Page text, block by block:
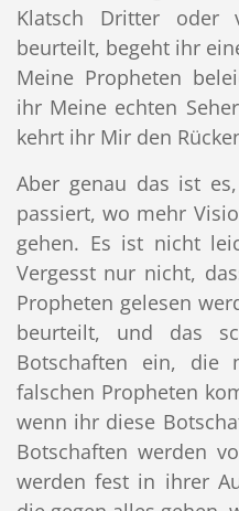
Klatsch Dritter oder
beurteilt, begeht ihr
Meine Propheten
ihr Meine echten
kehrt ihr Mir den
Aber genau das ist
passiert, wo mehr
gehen. Es ist nicht
Vergesst nur nicht,
Propheten gelesen
beurteilt, und das
Botschaften ein, die
falschen Propheten
wenn ihr diese
Botschaften werden
werden fest in ihrer